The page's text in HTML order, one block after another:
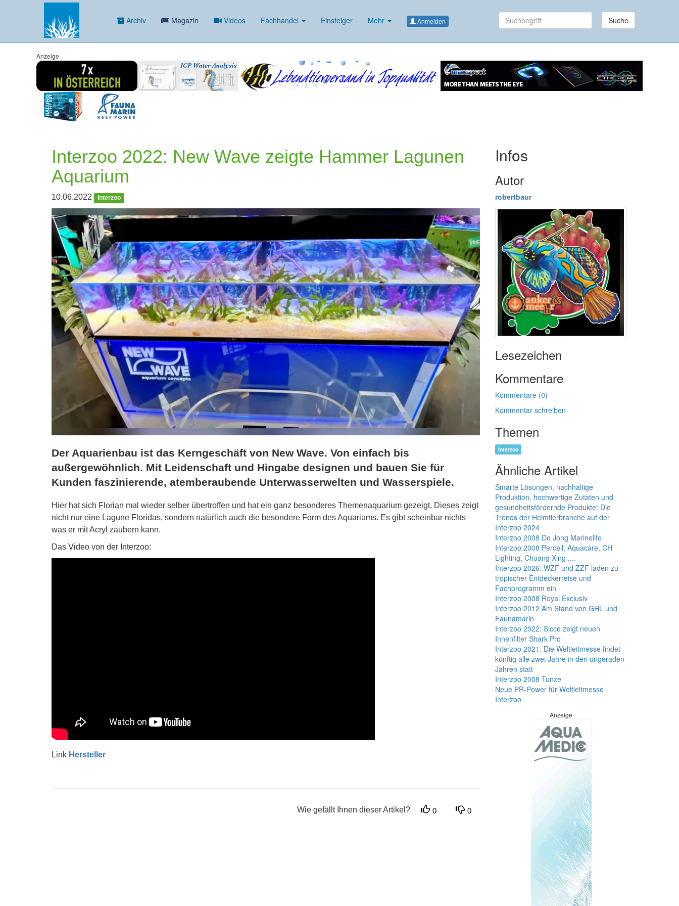
Archiv Magazin Videos Fachhandel Einsteiger Mehr Anmelden Suche
Anzeige
Interzoo 2022: New Wave zeigte Hammer Lagunen
Aquarium
10.06.2022 Interzoo
Der Aquarienbau ist das Kerngeschäft von New Wave. Von einfach bis
außergewöhnlich. Mit Leidenschaft und Hingabe designen und bauen Sie für
Kunden faszinierende, atemberaubende Unterwasserwelten und Wasserspiele.
Hier hat sich Florian mal wieder selber übertroffen und hat ein ganz besonderes Themenaquarium gezeigt. Dieses zeigt
nicht nur eine Lagune Floridas, sondern natürlich auch die besondere Form des Aquariums. Es gibt scheinbar nichts
was er mit Acryl zaubern kann.
Das Video von der Interzoo:
Link Hersteller
Wie gefällt Ihnen dieser Artikel? 0 0
Infos
Autor
robertbaur
Lesezeichen
Kommentare
Kommentare (0)
Kommentar schreiben
Themen
Interzoo
Ähnliche Artikel
Smarte Lösungen, nachhaltige
Produktion, hochwertige Zutaten und
gesundheitsfördernde Produkte: Die
Trends der Heimtierbranche auf der
Interzoo 2024
Interzoo 2008 De Jong Marinelife
Interzoo 2008 Percell, Aquacare, CH
Lighting, Chuang Xing ,...
Interzoo 2026: WZF und ZZF laden zu
tropischer Entdeckerreise und
Fachprogramm ein
Interzoo 2008 Royal Exclusiv
Interzoo 2012 Am Stand von GHL und
Faunamarin
Interzoo 2022: Sicce zeigt neuen
Innenfilter Shark Pro
Interzoo 2021: Die Weltleitmesse findet
künftig alle zwei Jahre in den ungeraden
Jahren statt
Interzoo 2008 Tunze
Neue PR-Power für Weltleitmesse
Interzoo
Anzeige